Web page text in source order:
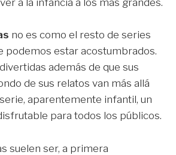
a la infancia a los más grandes.
no es como el resto de series
podemos estar acostumbrados.
además de que sus
de sus relatos van más allá
aparentemente infantil, un
para todos los públicos.
suelen ser, a primera